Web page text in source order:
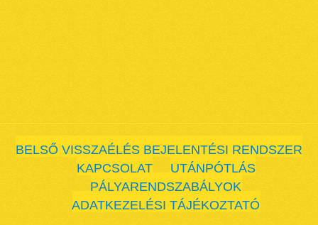
BELSŐ VISSZAÉLÉS BEJELENTÉSI RENDSZER
KAPCSOLAT
UTÁNPÓTLÁS
PÁLYARENDSZABÁLYOK
ADATKEZELÉSI TÁJÉKOZTATÓ